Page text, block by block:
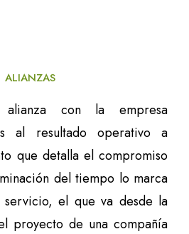
ALIANZAS
alianza con la empresa
al resultado operativo a
que detalla el compromiso
del tiempo lo marca
el que va desde la
proyecto de una compañía